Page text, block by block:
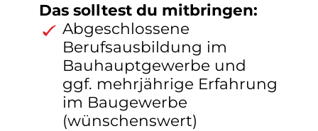
Das solltest du mitbringen:
Abgeschlossene
Berufsausbildung im
Bauhauptgewerbe und
ggf. mehrjährige Erfahrung
im Baugewerbe
(wünschenswert)